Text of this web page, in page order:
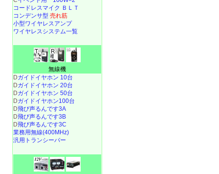
コードレスマイク ＢＬＴ
コンデンサ型 売れ筋
小型ワイヤレスアンプ
ワイヤレスシステム一覧
無線機
Dガイドイヤホン 10台
Dガイドイヤホン 20台
Dガイドイヤホン 50台
Dガイドイヤホン100台
D飛び声るんです3A
D飛び声るんです3B
D飛び声るんです3C
業務用無線(400MHz)
汎用トランシーバー